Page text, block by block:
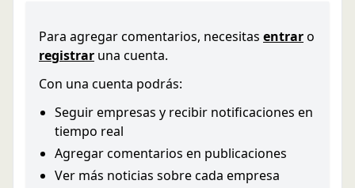
Para agregar comentarios, necesitas entraro
registrar una cuenta.
Con una cuenta podrás:
Seguir empresas y recibir notificaciones en
tiempo real
Agregar comentarios en publicaciones
Ver más noticias sobre cada empresa